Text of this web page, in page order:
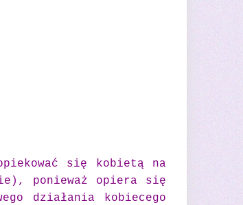
się kobietą na
ponieważ opiera się
działania kobiecego